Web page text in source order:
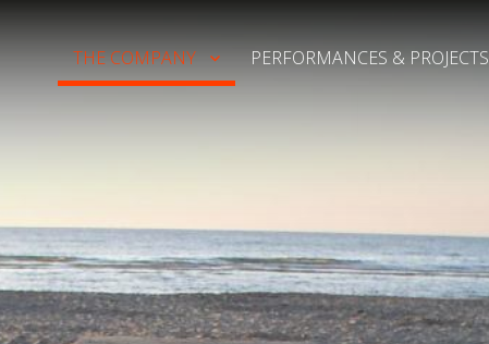
THE COMPANY PERFORMANCES & PROJECTS